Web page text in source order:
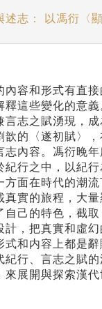
述志： 以馮衍〈
內容和形式有直
釋這些變化的意
言志之賦湧現，
歆的〈遂初賦〉
志內容。馮衍晚
紀行之中，以紀
方面在時代的潮
實的旅程，大量
自己的特色，截
計，把真實和虛
式和内容上都是
紀行、言志之賦
來展開與探索漢